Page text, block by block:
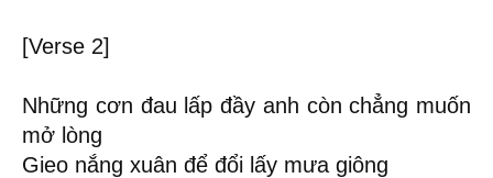
[Verse 2]
Những cơn đau lấp đầy anh còn chẳng muốn
mở lòng
Gieo nắng xuân để đổi lấy mưa giông